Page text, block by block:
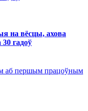
на вёсцы, ахова
гадоў